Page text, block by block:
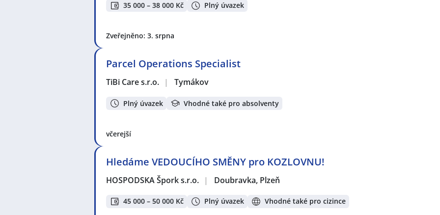
35 000 – 38 000 Kč Plný úvazek
Zveřejněno: 3. srpna
Parcel Operations Specialist
TiBi Care s.r.o. | Tymákov
Plný úvazek Vhodné také pro absolventy
včerejší
Hledáme VEDOUCÍHO SMĚNY pro KOZLOVNU!
HOSPODSKA Špork s.r.o. | Doubravka, Plzeň
45 000 – 50 000 Kč Plný úvazek Vhodné také pro cizince